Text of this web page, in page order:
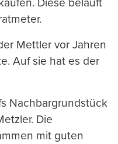
Mettler vor Jahren
Auf sie hat es der
Nachbargrundstück
Die
mit guten